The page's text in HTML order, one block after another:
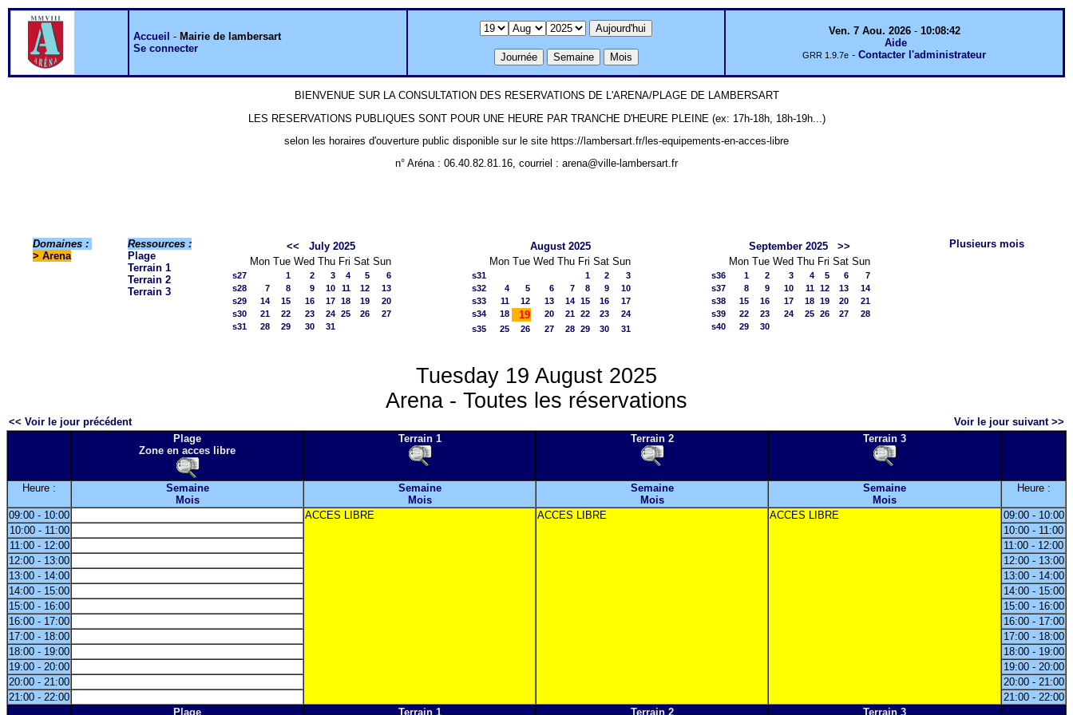
Accueil - Mairie de lambersart
Se connecter
Ven. 7 Aou. 2026- 10:08:42
Aide
GRR 1.9.7e - Contacter l'administrateur
BIENVENUE SUR LA CONSULTATION DES RESERVATIONS DE L'ARENA/PLAGE DE LAMBERSART
LES RESERVATIONS PUBLIQUES SONT POUR UNE HEURE PAR TRANCHE D'HEURE PLEINE (ex: 17h-18h, 18h-19h...)
selon les horaires d'ouverture public disponible sur le site https://lambersart.fr/les-equipements-en-acces-libre
n° Aréna : 06.40.82.81.16, courriel : arena@ville-lambersart.fr
Domaines :
> Arena
Ressources :
Plage
Terrain 1
Terrain 2
Terrain 3
<<
July 2025
Mon Tue Wed Thu Fri Sat Sun
s27 1 2 3 4 5
6
s28
7 8 9 10 11 12
13
s29
14 15 16 17 18 19
20
s30
21 22 23 24 25 26
27
s31
28 29 30 31
August 2025
Mon Tue Wed Thu Fri Sat Sun
s31 1 2
3
s32
4 5 6 7 8 9
10
s33
11 12 13 14 15 16
17
s34
18 19 20 21 22 23
24
s35
25 26 27 28 29 30 31
September 2025
>>
Mon Tue Wed Thu Fri Sat Sun
s36 1 2 3 4 5 6
7
s37
8 9 10 11 12 13
14
s38
15 16 17 18 19 20
21
s39
22 23 24 25 26 27
28
s40
29 30
Plusieurs mois
Tuesday 19 August 2025
Arena - Toutes les réservations
<< Voir le jour précédent
Voir le jour suivant >>
Plage
Zone en acces libre
Terrain 1 Terrain 2 Terrain 3
Heure :
Semaine
Mois
Semaine
Mois
Semaine
Mois
Semaine
Mois
Heure :
09:00 - 10:00 ACCES LIBRE ACCES LIBRE ACCES LIBRE
09:00 - 10:00
10:00 - 11:00
10:00 - 11:00
11:00 - 12:00
11:00 - 12:00
12:00 - 13:00
12:00 - 13:00
13:00 - 14:00
13:00 - 14:00
14:00 - 15:00
14:00 - 15:00
15:00 - 16:00
15:00 - 16:00
16:00 - 17:00
16:00 - 17:00
17:00 - 18:00
17:00 - 18:00
18:00 - 19:00
18:00 - 19:00
19:00 - 20:00
19:00 - 20:00
20:00 - 21:00
20:00 - 21:00
21:00 - 22:00
21:00 - 22:00
Plage
Terrain 1 Terrain 2 Terrain 3